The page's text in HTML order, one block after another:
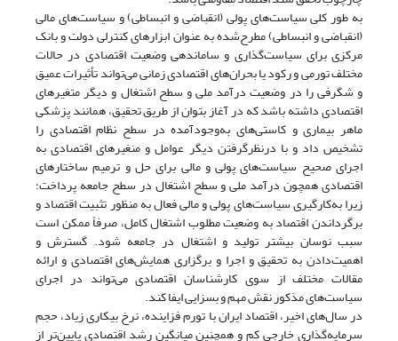
به طور کلی سیاست‌های پولی (انقباضی و انبساطی) و سیاست‌های مالی
(انقباضی و انبساطی) مطرح‌شده به عنوان ابزارهای کنترلی دولت و بانک
مرکزی برای سیاست‌گذاری و ساماندهی وضعیت اقتصادی در حالات
مختلف تورمی و رکود یا بحران‌های اقتصادی زمانی می‌تواند تأثیرات عمیق
و شگرفی را در وضعیت درآمد ملی و سطح اشتغال و دیگر متغیرهای
اقتصادی داشته باشد که در آغاز بتوان از طریق تحقیق، همانند پزشکی
ماهر بیماری و کاستی‌های به‌وجودآمده در سطح نظام اقتصادی را
تشخیص داد و با درنظرگرفتن دیگر عوامل و منغیرهای اقتصادی به
اجرای صحیح سیاست‌های پولی و مالی برای حل و ترمیم ساختارهای
اقتصادی همچون درآمد ملی و سطح اشتغال در سطح جامعه پرداخت؛
زیرا به‌کارگیری سیاست‌های پولی و مالی فعال به منظور تثبیت اقتصاد و
برگرداندن اقتصاد به وضعیت مطلوب اشتغال کامل، صرفاً ممکن است
سبب نوسان بیشتر تولید و اشتغال در جامعه شود. گسترش و
اهمیت‌دادن به تحقیق و اجرا و برگزاری همایش‌های اقتصادی و ارائه
مقالات مختلف از سوی کارشناسان اقتصادی می‌تواند در اجرای
سیاست‌های مذکور نقش مهم و بسزایی ایفا کند.
در سال‌های اخیر، اقتصاد ایران با تورم فزاینده، نرخ بیکاری زیاد، حجم
سرمایه‌گذاری خارجی کم و همچنین میانگین رشد اقتصادی پایین‌تر از